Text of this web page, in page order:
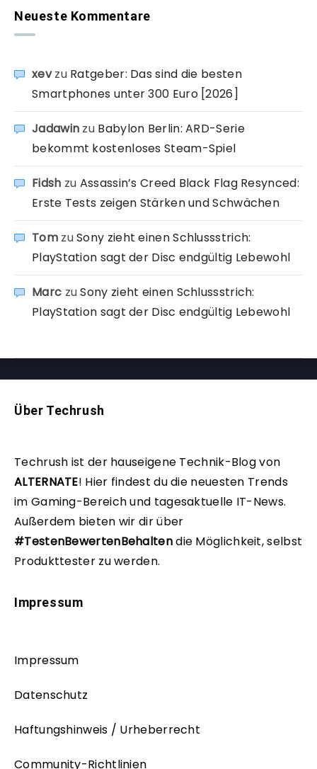
Neueste Kommentare
xevzu Ratgeber: Das sind die besten
Smartphones unter 300 Euro [2026]
Jadawin zu Babylon Berlin: ARD-Serie
bekommt kostenloses Steam-Spiel
Fidsh zu Assassin’s Creed Black Flag Resynced:
Erste Tests zeigen Stärken und Schwächen
TomzuSony zieht einen Schlussstrich:
PlayStation sagt der Disc endgültig Lebewohl
Marc zuSony zieht einen Schlussstrich:
PlayStation sagt der Disc endgültig Lebewohl
Über Techrush
Techrush ist der hauseigene Technik-Blog von
ALTERNATE! Hier findest du die neuesten Trends
im Gaming-Bereich und tagesaktuelle IT-News.
Außerdem bieten wir dir über
#TestenBewertenBehaltendie Möglichkeit, selbst
Produkttester zu werden.
Impressum
Impressum
Datenschutz
Haftungshinweis / Urheberrecht
Community-Richtlinien